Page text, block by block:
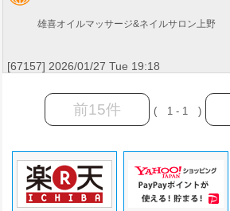
雄喜オイルマッサージ&ネイルサロン上野
[67157] 2026/01/27 Tue 19:18
前15件 ( 1 - 1 )